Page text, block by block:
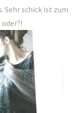
Sehr schick ist zum